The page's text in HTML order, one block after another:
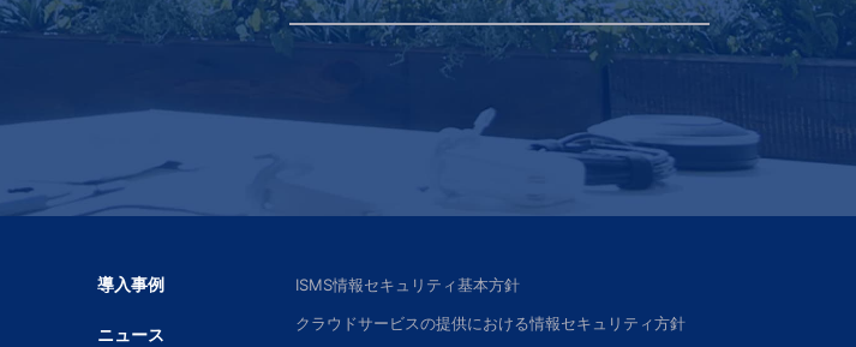
導入事例
ニュース
ISMS情報セキュリティ基本方針
クラウドサービスの提供における情報セキュリティ方針